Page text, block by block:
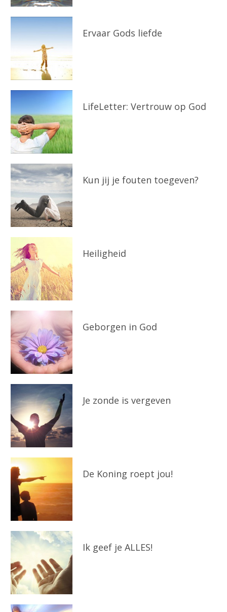
Ervaar Gods liefde
LifeLetter: Vertrouw op God
Kun jij je fouten toegeven?
Heiligheid
Geborgen in God
Je zonde is vergeven
De Koning roept jou!
Ik geef je ALLES!